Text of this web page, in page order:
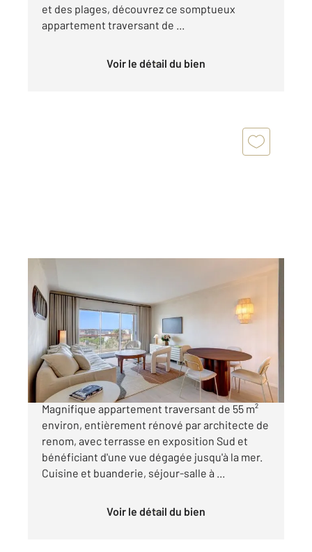
et des plages, découvrez ce somptueux
appartement traversant de ...
Voir le détail du bien
55,40 m , 3 pièces
Ref : 52230
Appartement F3 à vendre
685 000 €
Cannes 3 pièces Basse Californie vue mer
Magnifique appartement traversant de 55 m²
environ, entièrement rénové par architecte de
renom, avec terrasse en exposition Sud et
bénéficiant d'une vue dégagée jusqu'à la mer.
Cuisine et buanderie, séjour-salle à ...
Voir le détail du bien